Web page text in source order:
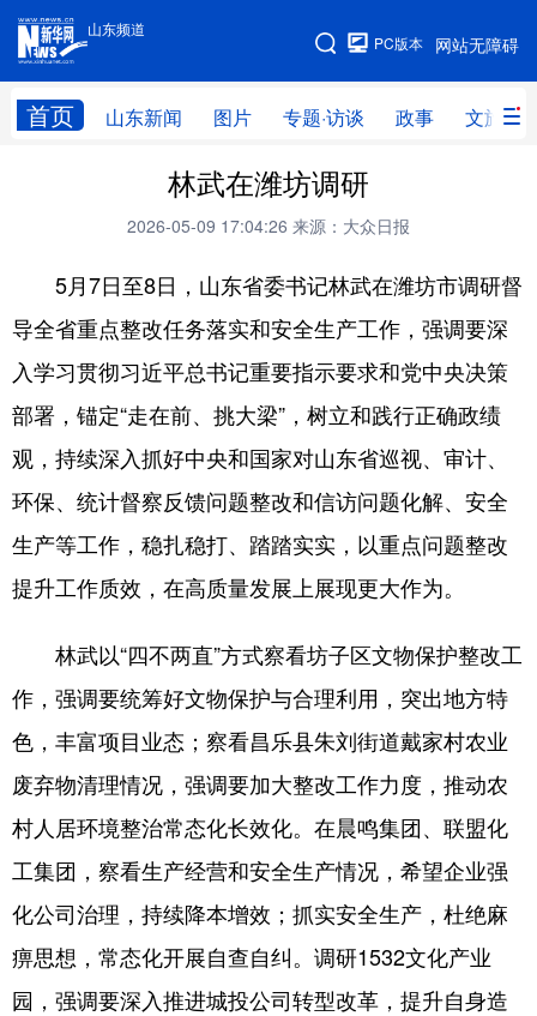
山东频道
网站无障碍
PC版本
首页 山东新闻 图片 专题·访谈 政事 文旅
手机版
网站地图
高层 时政
财经 网评
台湾 思客智库 全球连线 教育
科技 科普 体育 文化
健康 军事 访谈 视频
图片 中央文件 金融 汽车
溯源中国 城市 旅游 能源
会展 彩票 娱乐 时尚
亚太网 上市公司 投教基地
地方频道
首页 山东新闻 图片 专题·访谈
政事 文旅 社会民生 山东产经
文娱 融媒秀 地市 科教
林武在潍坊调研
2026-05-09 17:04:26 来源：大众日报
5月7日至8日，山东省委书记林武在潍坊市调研督
导全省重点整改任务落实和安全生产工作，强调要深
入学习贯彻习近平总书记重要指示要求和党中央决策
部署，锚定“走在前、挑大梁”，树立和践行正确政绩
观，持续深入抓好中央和国家对山东省巡视、审计、
环保、统计督察反馈问题整改和信访问题化解、安全
生产等工作，稳扎稳打、踏踏实实，以重点问题整改
提升工作质效，在高质量发展上展现更大作为。
林武以“四不两直”方式察看坊子区文物保护整改工
作，强调要统筹好文物保护与合理利用，突出地方特
色，丰富项目业态；察看昌乐县朱刘街道戴家村农业
废弃物清理情况，强调要加大整改工作力度，推动农
村人居环境整治常态化长效化。在晨鸣集团、联盟化
工集团，察看生产经营和安全生产情况，希望企业强
化公司治理，持续降本增效；抓实安全生产，杜绝麻
痹思想，常态化开展自查自纠。调研1532文化产业
园，强调要深入推进城投公司转型改革，提升自身造